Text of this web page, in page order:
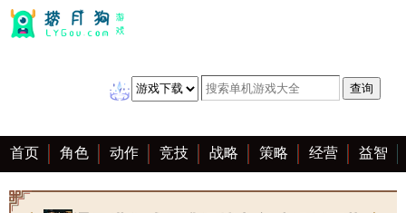
首页 角色 动作 竞技 战略 策略 经营 益智
冒险 棋牌 赛车 音乐 恋爱 单机 大全